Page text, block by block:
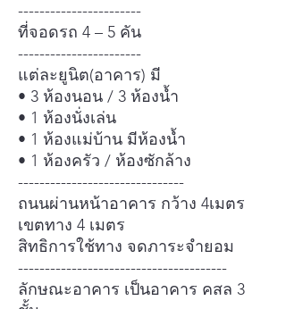
-----------------------
ที่จอดรถ 4 – 5 คัน
-----------------------
แต่ละยูนิต(อาคาร) มี
• 3 ห้องนอน / 3 ห้องนํ้า
• 1 ห้องนั่งเล่น
• 1 ห้องแม่บ้าน มีห้องนํ้า
• 1 ห้องครัว / ห้องซักล้าง
-------------------------------
ถนนผ่านหน้าอาคาร กว้าง 4เมตร
เขตทาง 4 เมตร
สิทธิการใช้ทาง จดภาระจํายอม
---------------------------------------
ลักษณะอาคาร เป็นอาคาร คสล 3